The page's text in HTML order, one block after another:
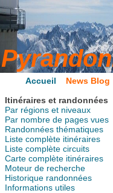
Accueil
News Blog
Itinéraires et randonnées
Par régions et niveaux
Par nombre de pages vues
Randonnées thématiques
Liste complète itinéraires
Liste complète circuits
Carte complète itinéraires
Moteur de recherche
Historique randonnées
Informations utiles